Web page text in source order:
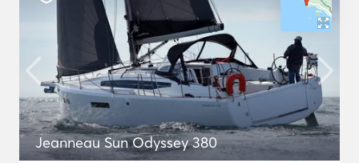
Jeanneau Sun Odyssey 380